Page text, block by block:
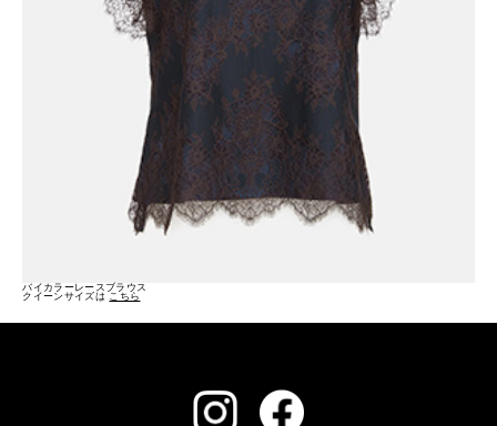
バイカラーレースブラウス
クイーンサイズは こちら